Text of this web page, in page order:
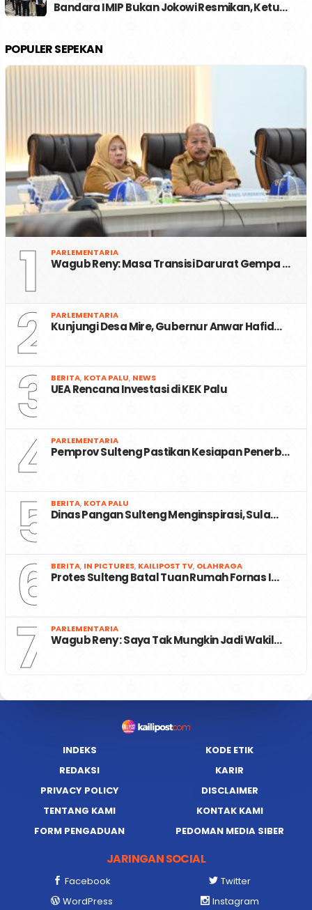
Bandara IMIP Bukan Jokowi Resmikan, Ketu…
POPULER SEPEKAN
1 PARLEMENTARIA
Wagub Reny: Masa Transisi Darurat Gempa …
2 PARLEMENTARIA
Kunjungi Desa Mire, Gubernur Anwar Hafid…
3 BERITA, KOTA PALU, NEWS
UEA Rencana Investasi di KEK Palu
4 PARLEMENTARIA
Pemprov Sulteng Pastikan Kesiapan Penerb…
5 BERITA, KOTA PALU
Dinas Pangan Sulteng Menginspirasi, Sula…
6 BERITA, IN PICTURES, KAILIPOST TV, OLAHRAGA
Protes Sulteng Batal Tuan Rumah Fornas I…
7 PARLEMENTARIA
Wagub Reny : Saya Tak Mungkin Jadi Wakil…
INDEKS
KODE ETIK
REDAKSI
KARIR
PRIVACY POLICY
DISCLAIMER
TENTANG KAMI
KONTAK KAMI
FORM PENGADUAN
PEDOMAN MEDIA SIBER
JARINGAN SOCIAL
Facebook
Twitter
WordPress
Instagram